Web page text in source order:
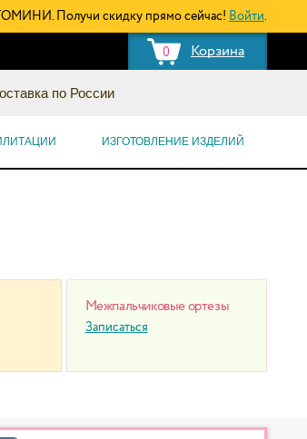
Получи скидку прямо сейчас! Войти.
0 Корзина
по России
ИЗГОТОВЛЕНИЕ ИЗДЕЛИЙ
Межпальчиковые ортезы
Записаться